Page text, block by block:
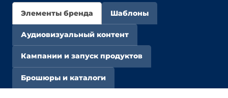
Элементы бренда Шаблоны
Аудиовизуальный контент
Кампании и запуск продуктов
Брошюры и каталоги